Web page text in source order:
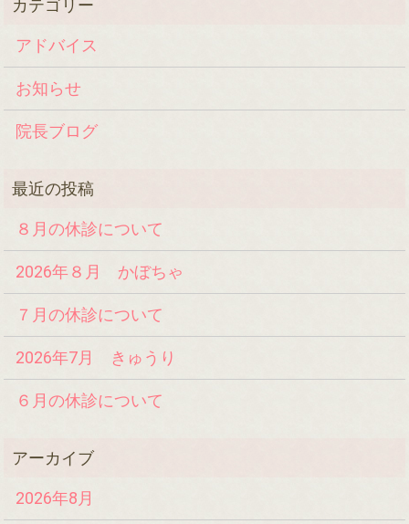
アドバイス
お知らせ
院長ブログ
８月の休診について
2026年８月 かぼちゃ
７月の休診について
2026年7月 きゅうり
６月の休診について
2026年8月